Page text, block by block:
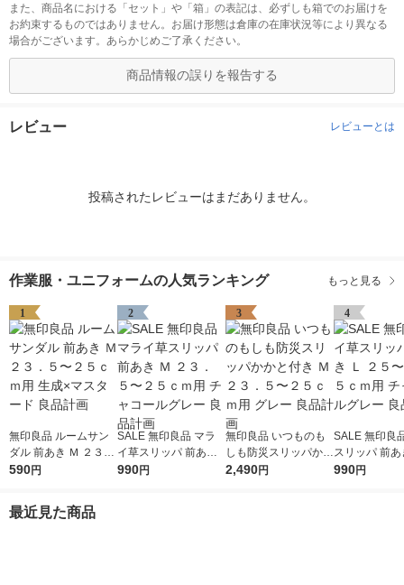
また、商品名における「セット」や「箱」の表記は、必ずしも箱でのお届けを
お約束するものではありません。お届け形態は倉庫の在庫状況等により異なる
場合がございます。あらかじめご了承ください。
商品情報の誤りを報告する
レビュー レビューとは
投稿されたレビューはまだありません。
作業服・ユニフォームの人気ランキング もっと見る
1
無印良品 ルームサン
ダル 前あき Ｍ ２３．
５〜２５ｃｍ用 生成×
590円
2
SALE 無印良品 マラ
イ草スリッパ 前あき
Ｍ ２３．５〜２５ｃ
990円
3
無印良品 いつものも
しも防災スリッパかか
と付き Ｍ ２３．５〜
2,490円
4
SALE 無印良
スリッパ 前あ
５〜２６．５
990円
最近見た商品